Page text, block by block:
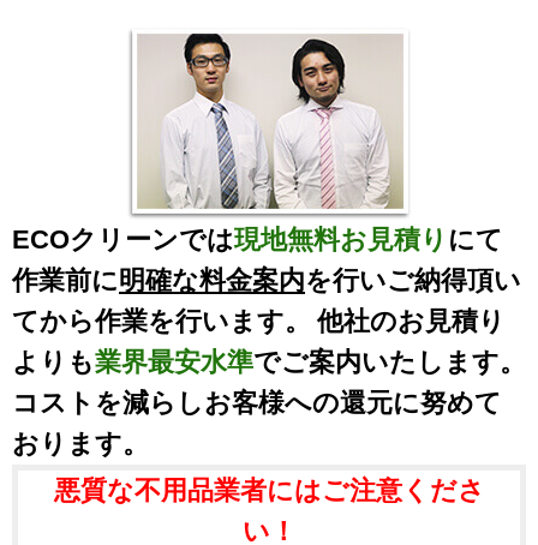
ECOクリーンでは現地無料お見積り にて
作業前に明確な料金案内を行いご納得頂い
てから作業を行います。 他社のお見積り
よりも業界最安水準でご案内いたします。
コストを減らしお客様への還元に努めて
おります。
悪質な不用品業者にはご注意くださ
い！